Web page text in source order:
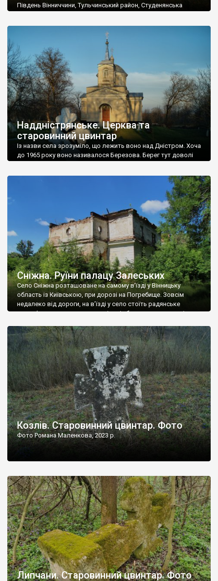
Південь Вінниччини, Тульчинський район, Студенянська
старовинний цвинтар із кам’яними хрестами. Всі епітафії, які
збереглися, написані кирилицею, церковнослов’янською
мовою. За всіма традиційними ознаками – цвинтар
український. Хрести датуються 19 століттям. У 1924-1940
роках Болган […]
Наддністрянське. Церква та
старовинний цвинтар
Із назви села зрозуміло, що лежить воно над Дністром. Хоча
до 1965 року воно називалося Березова. Берег тут доволі
Наддністрянське відрізняється від більшості навколишніх
сіл. У селі є мурована Михайлівська церква. Точної дати […]
Сніжна. Руїни палацу Залеських
Село Сніжна розташоване на самому в’їзді у Вінницьку
область із Київською, при дорозі на Погребище. Зовсім
недалеко від дороги, на в’їзді у село стоїть радянське
рельєфне пано, яке показує жінку і яблуню, а трохи далі, десь
не видно, але видно дві стареньких колії у траві – […]
Козлів. Старовинний цвинтар. Фото
Фото Романа Маленкова, 2023 р.
Липчани. Старовинний цвинтар. Фото